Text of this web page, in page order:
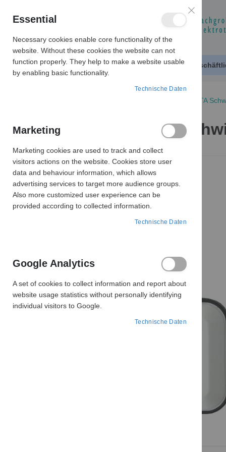
Produktkatalog
41 001303 NOLTA
41 001303 NOLTA
Zum
Ende
der
Bildergalerie
springen
Essential
Necessary cookies enable core functionality of the
website. Without these cookies the website can not
function properly. They help to make a website usable
by enabling basic functionality.
Technische Daten
Marketing
Marketing cookies are used to track and collect
visitors actions on the website. Cookies store user
data and behaviour information, which allows
advertising services to target more audience groups.
Also more customized user experience can be
provided according to collected information.
Technische Daten
Google Analytics
A set of cookies to collect information and report about
website usage statistics without personally identifying
individual visitors to Google.
Technische Daten